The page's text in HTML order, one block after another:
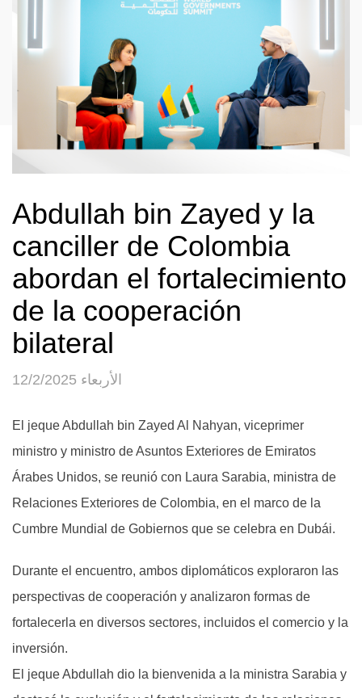
Abdullah bin Zayed y la
canciller de Colombia
abordan el fortalecimiento
de la cooperación
bilateral
الأربعاء 12/2/2025
El jeque Abdullah bin Zayed Al Nahyan, viceprimer
ministro y ministro de Asuntos Exteriores de Emiratos
Árabes Unidos, se reunió con Laura Sarabia, ministra de
Relaciones Exteriores de Colombia, en el marco de la
Cumbre Mundial de Gobiernos que se celebra en Dubái.
Durante el encuentro, ambos diplomáticos exploraron las
perspectivas de cooperación y analizaron formas de
fortalecerla en diversos sectores, incluidos el comercio y la
inversión.
El jeque Abdullah dio la bienvenida a la ministra Sarabia y